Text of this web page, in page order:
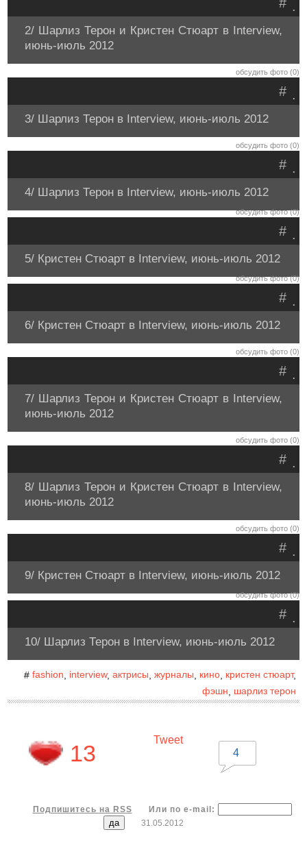
.
2/ Шарлиз Терон и Кристен Стюарт в Interview,
июнь-июль 2012
обсудить фото (0)
.
#
3/ Шарлиз Терон в Interview, июнь-июль 2012
обсудить фото (0)
.
#
4/ Шарлиз Терон в Interview, июнь-июль 2012
обсудить фото (0)
.
#
5/ Кристен Стюарт в Interview, июнь-июль 2012
обсудить фото (0)
.
#
6/ Кристен Стюарт в Interview, июнь-июль 2012
обсудить фото (0)
.
#
7/ Шарлиз Терон и Кристен Стюарт в Interview,
июнь-июль 2012
обсудить фото (0)
.
#
8/ Шарлиз Терон и Кристен Стюарт в Interview,
июнь-июль 2012
обсудить фото (0)
.
#
9/ Кристен Стюарт в Interview, июнь-июль 2012
обсудить фото (0)
.
#
10/ Шарлиз Терон в Interview, июнь-июль 2012
# fashion interview, актрисы журналы кино, кристен стюарт,
фэшн
шарлиз терон
13
Tweet
4
Подпишитесь на RSS
Или по e-mail:
31.05.2012